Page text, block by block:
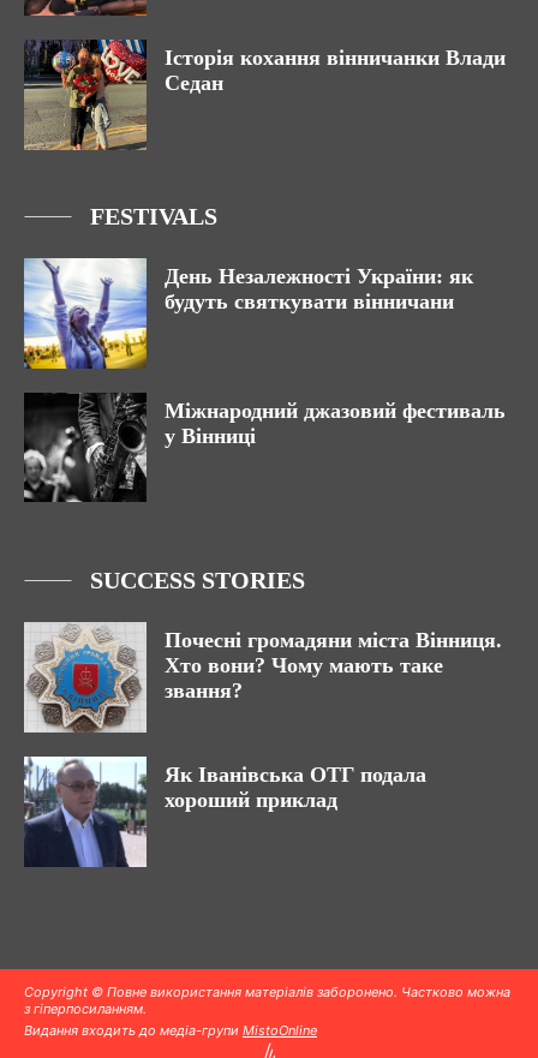
Історія кохання вінничанки Влади
Седан
FESTIVALS
День Незалежності України: як
будуть святкувати вінничани
Міжнародний джазовий фестиваль
у Вінниці
SUCCESS STORIES
Почесні громадяни міста Вінниця.
Хто вони? Чому мають таке
звання?
Як Іванівська ОТГ подала
хороший приклад
Copyright © Повне використання матеріалів заборонено. Частково можна
з гіперпосиланням.
Видання входить до медіа-групи MistoOnline